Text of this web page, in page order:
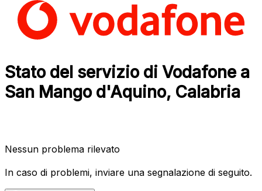
Stato del servizio di Vodafone a
San Mango d'Aquino, Calabria
Nessun problema rilevato
In caso di problemi, inviare una segnalazione di seguito.